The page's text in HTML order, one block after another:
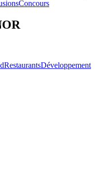
Concours
RestaurantsDéveloppement